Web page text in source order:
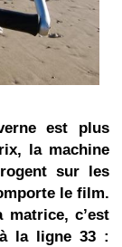
est plus
la machine
sur
les
le film.
c’est
la ligne 33 :